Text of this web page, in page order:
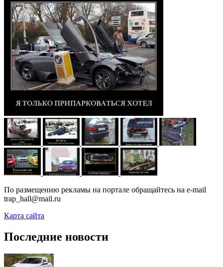
По размещению рекламы на портале обращайтесь на e-mail
trap_hall@mail.ru
Карта сайта
Последние новости